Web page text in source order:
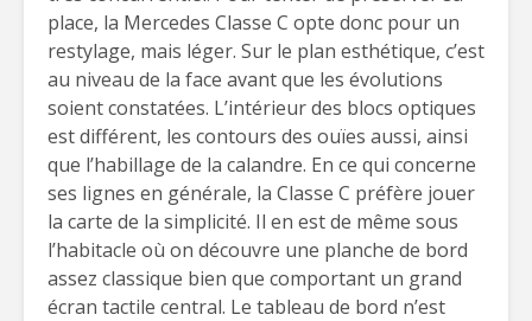
place, la Mercedes Classe C opte donc pour un
restylage, mais léger. Sur le plan esthétique, c’est
au niveau de la face avant que les évolutions
soient constatées. L’intérieur des blocs optiques
est différent, les contours des ouïes aussi, ainsi
que l’habillage de la calandre. En ce qui concerne
ses lignes en générale, la Classe C préfère jouer
la carte de la simplicité. Il en est de même sous
l’habitacle où on découvre une planche de bord
assez classique bien que comportant un grand
écran tactile central. Le tableau de bord n’est